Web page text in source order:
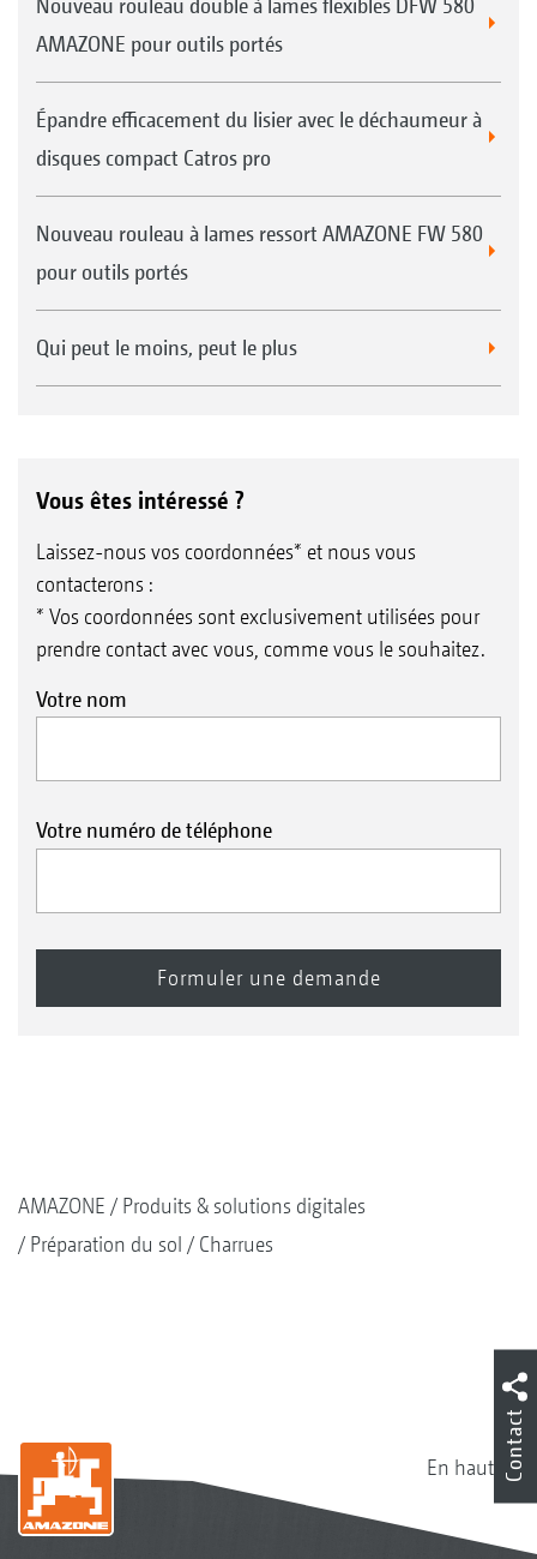
AMAZONE pour outils portés
Épandre efficacement du lisier avec le déchaumeur à
disques compact Catros pro
Nouveau rouleau à lames ressort AMAZONE FW 580
pour outils portés
Qui peut le moins, peut le plus
Vous êtes intéressé ?
Laissez-nous vos coordonnées* et nous vous
contacterons :
* Vos coordonnées sont exclusivement utilisées pour
prendre contact avec vous, comme vous le souhaitez.
Votre nom
Votre numéro de téléphone
AMAZONE
Produits & solutions digitales
Préparation du sol
Charrues
En haut Contact